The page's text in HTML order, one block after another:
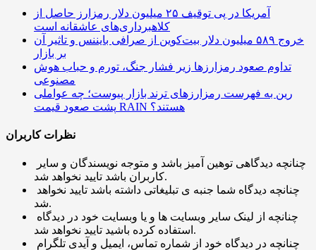
آمریکا در پی توقیف ۲۵ میلیون دلار رمزارز حاصل از
کلاهبرداری‌های عاشقانه است
خروج ۵۸۹ میلیون دلار بیت‌کوین از صرافی بایننس و تاثیر آن
بر بازار
تداوم صعود رمزارزها زیر فشار جنگ، تورم و حباب هوش
مصنوعی
رین به فهرست رمزارزهای ترند بازار پیوست؛ چه عواملی
پشت صعود قیمت RAIN هستند؟
نظرات کاربران
کاربران باشد تایید نخواهد شد.
شد.
استفاده کرده باشید تایید نخواهد شد.